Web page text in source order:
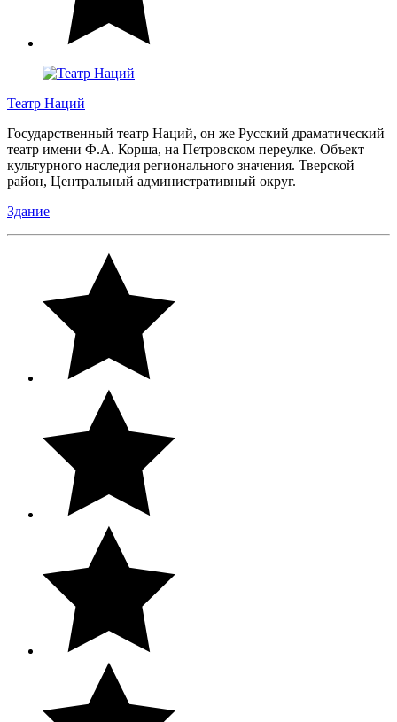
Театр Наций
Государственный театр Наций, он же Русский драматический
театр имени Ф.А. Корша, на Петровском переулке. Объект
культурного наследия регионального значения. Тверской
район, Центральный административный округ.
Здание